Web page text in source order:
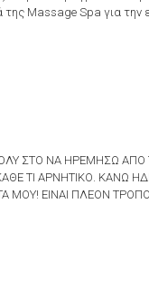
Massage Spa για την
ΣΤΟ ΝΑ ΗΡΕΜΗΣΩ ΑΠΟ
ΤΙ ΑΡΝΗΤΙΚΟ. ΚΑΝΩ
ΜΟΥ! ΕΙΝΑΙ ΠΛΕΟΝ